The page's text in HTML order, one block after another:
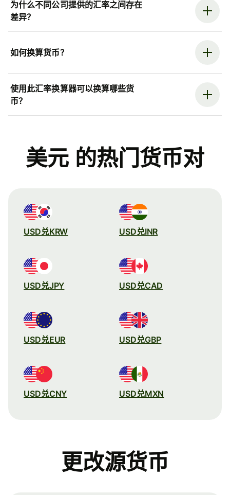
为什么不同公司提供的汇率之间存在
差异？
如何换算货币？
使用此汇率换算器可以换算哪些货
币？
美元 的热门货币对
USD兑KRW USD兑INR
USD兑JPY USD兑CAD
USD兑EUR USD兑GBP
USD兑CNY USD兑MXN
更改源货币